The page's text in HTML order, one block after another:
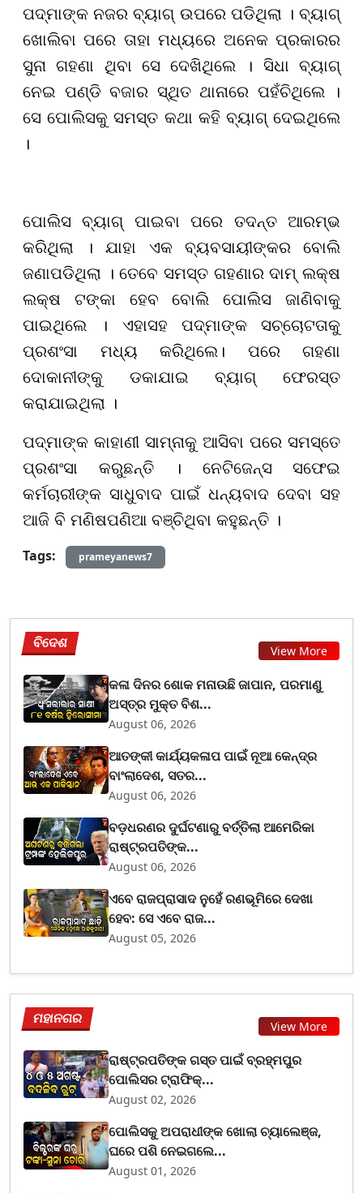
ପଦ୍ମାଙ୍କ ନଜର ବ୍ୟାଗ୍ ଉପରେ ପଡିଥିଲା । ବ୍ୟାଗ୍
ଖୋଲିବା ପରେ ତାହା ମଧ୍ୟରେ ଅନେକ ପ୍ରକାରର
ସୁନା ଗହଣା ଥିବା ସେ ଦେଖିଥିଲେ । ସିଧା ବ୍ୟାଗ୍
ନେଇ ପଣ୍ଡି ବଜାର ସ୍ଥିତ ଥାନାରେ ପହଁଚିଥିଲେ ।
ସେ ପୋଲିସକୁ ସମସ୍ତ କଥା କହି ବ୍ୟାଗ୍ ଦେଇଥିଲେ
।
ପୋଲିସ ବ୍ୟାଗ୍ ପାଇବା ପରେ ତଦନ୍ତ ଆରମ୍ଭ
କରିଥିଲା । ଯାହା ଏକ ବ୍ୟବସାୟୀଙ୍କର ବୋଲି
ଜଣାପଡିଥିଲା । ତେବେ ସମସ୍ତ ଗହଣାର ଦାମ୍ ଲକ୍ଷ
ଲକ୍ଷ ଟଙ୍କା ହେବ ବୋଲି ପୋଲିସ ଜାଣିବାକୁ
ପାଇଥିଲେ । ଏହାସହ ପଦ୍ମାଙ୍କ ସଚ୍ଚୋଟତାକୁ
ପ୍ରଶଂସା ମଧ୍ୟ କରିଥିଲେ । ପରେ ଗହଣା
ଦୋକାନୀଙ୍କୁ ଡକାଯାଇ ବ୍ୟାଗ୍ ଫେରସ୍ତ
କରାଯାଇଥିଲା ।
ପଦ୍ମାଙ୍କ କାହାଣୀ ସାମ୍ନାକୁ ଆସିବା ପରେ ସମସ୍ତେ
ପ୍ରଶଂସା କରୁଛନ୍ତି । ନେଟିଜେନ୍ସ ସଫେଇ
କର୍ମଚାରୀଙ୍କ ସାଧୁବାଦ ପାଇଁ ଧନ୍ୟବାଦ ଦେବା ସହ
ଆଜି ବି ମଣିଷପଣିଆ ବଞ୍ଚିଥିବା କହୁଛନ୍ତି ।
Tags:
prameyanews7
ବିଦେଶ View More
କଳା ଦିନର ଶୋକ ମନାଉଛି ଜାପାନ, ପରମାଣୁ
ଅସ୍ତ୍ର ମୁକ୍ତ ବିଶ...
August 06, 2026
ଆତଙ୍କୀ କାର୍ଯ୍ୟକଳାପ ପାଇଁ ନୂଆ କେନ୍ଦ୍ର
ବାଂଲାଦେଶ, ସତର...
August 06, 2026
ବଡ଼ଧରଣର ଦୁର୍ଘଟଣାରୁ ବର୍ତ୍ତିଲା ଆମେରିକା
ରାଷ୍ଟ୍ରପତିଙ୍କ...
August 06, 2026
ଏବେ ରାଜପ୍ରାସାଦ ନୁହେଁ ରଣଭୂମିରେ ଦେଖା
ହେବ: ସେ ଏବେ ରାଜ...
August 05, 2026
ମହାନଗର View More
ରାଷ୍ଟ୍ରପତିଙ୍କ ଗସ୍ତ ପାଇଁ ବ୍ରହ୍ମପୁର
ପୋଲିସର ଟ୍ରାଫିକ୍...
August 02, 2026
ପୋଲିସକୁ ଅପରାଧୀଙ୍କ ଖୋଲା ଚ୍ୟାଲେଞ୍ଜ,
ଘରେ ପଶି ନେଇଗଲେ...
August 01, 2026